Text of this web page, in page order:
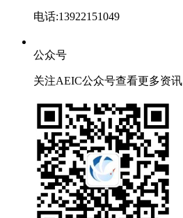
电话:13922151049
公众号
关注AEIC公众号查看更多资讯